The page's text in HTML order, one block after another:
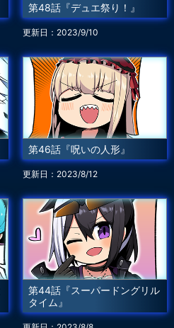
第48話『デュエ祭り！』
更新日：2023/9/10
第46話『呪いの人形』
更新日：2023/8/12
第44話『スーパードングリル
タイム』